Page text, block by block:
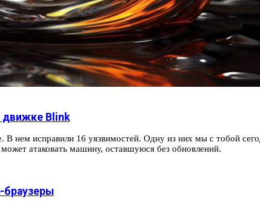
движке Blink
нем исправили 16 уязвимостей. Одну из них мы с тобой
атаковать машину, оставшуюся без обновлений.
браузеры